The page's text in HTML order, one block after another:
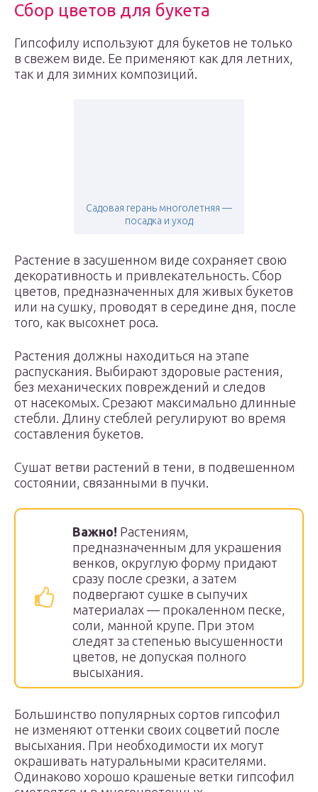
Сбор цветов для букета
Гипсофилу используют для букетов не только
в свежем виде. Ее применяют как для летних,
так и для зимних композиций.
Садовая герань многолетняя —
посадка и уход
Растение в засушенном виде сохраняет свою
декоративность и привлекательность. Сбор
цветов, предназначенных для живых букетов
или на сушку, проводят в середине дня, после
того, как высохнет роса.
Растения должны находиться на этапе
распускания. Выбирают здоровые растения,
без механических повреждений и следов
от насекомых. Срезают максимально длинные
стебли. Длину стеблей регулируют во время
составления букетов.
Сушат ветви растений в тени, в подвешенном
состоянии, связанными в пучки.
Важно! Растениям,
предназначенным для украшения
венков, округлую форму придают
сразу после срезки, а затем
подвергают сушке в сыпучих
материалах — прокаленном песке,
соли, манной крупе. При этом
следят за степенью высушенности
цветов, не допуская полного
высыхания.
Большинство популярных сортов гипсофил
не изменяют оттенки своих соцветий после
высыхания. При необходимости их могут
окрашивать натуральными красителями.
Одинаково хорошо крашеные ветки гипсофил